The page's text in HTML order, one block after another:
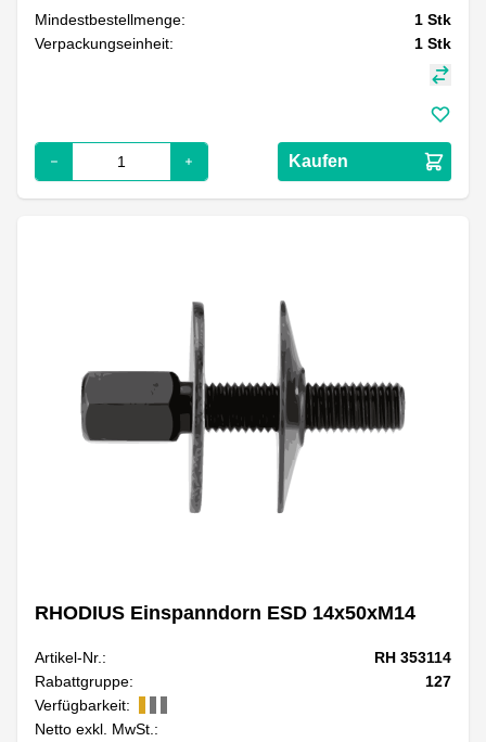
Mindestbestellmenge: 1 Stk
Verpackungseinheit:
1 Stk
Kaufen
RHODIUS Einspanndorn ESD 14x50xM14
Artikel-Nr.:
RH 353114
Rabattgruppe:
127
Verfügbarkeit:
Netto exkl. MwSt.: